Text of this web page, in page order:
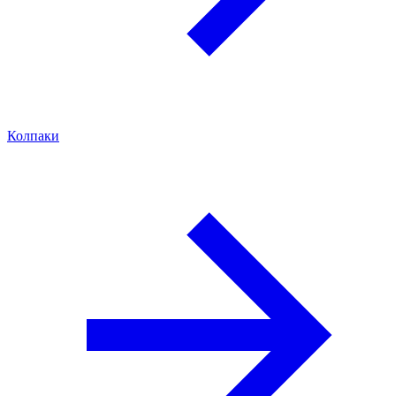
Колпаки